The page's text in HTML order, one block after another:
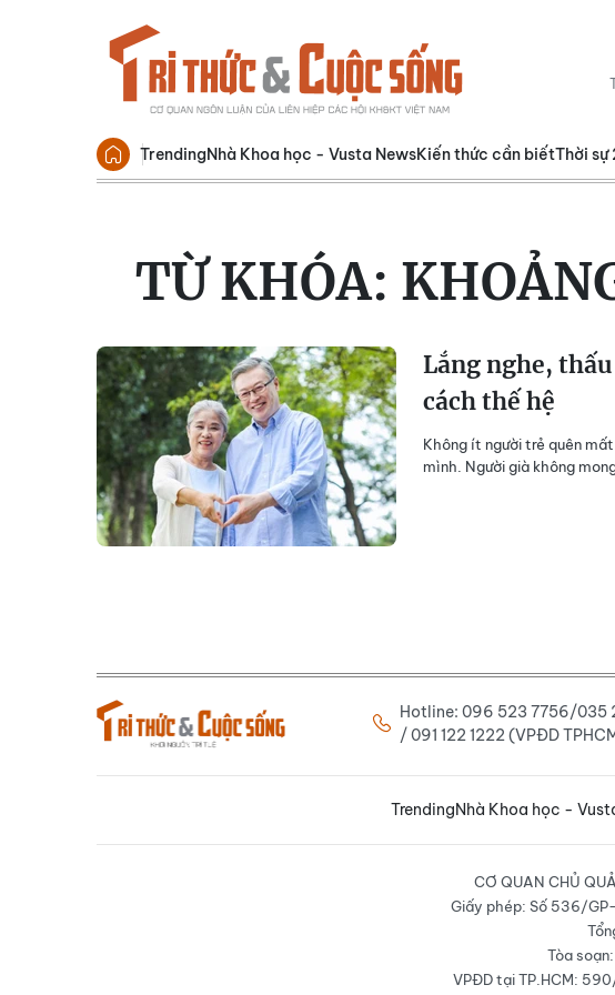
TrendingNhà Khoa học - Vusta NewsKiến thức cần biếtThời sự
TỪ KHÓA:
Lắng nghe,
cách thế hệ
Không ít người trẻ quên
mình. Người già không
Hotline: 096 523 7756/035
/ 091 122 1222 (VPĐD
TrendingNhà Khoa học -
CƠ QUAN CHỦ
Giấy phép: Số 536/
Tòa
VPĐD tại TP.HCM: